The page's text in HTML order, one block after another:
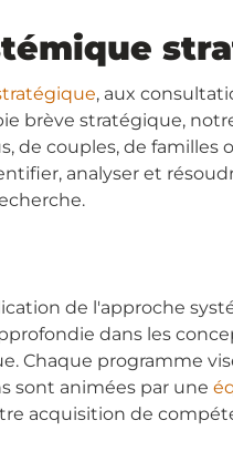
, aux
brève stratégique,
de couples, de familles
analyser et
de l'approche
dans les
Chaque programme
sont animées par une
acquisition de